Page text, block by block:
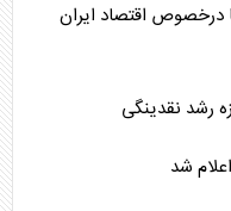
درخصوص اقتصاد ایران
رشد نقدینگی